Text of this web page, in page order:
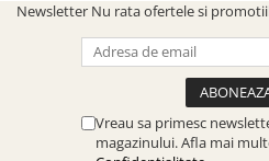
Newsletter Nu rata ofertele si
Vreau sa primesc
magazinului. Afla mai